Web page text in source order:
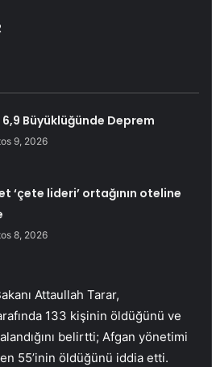
6,9 Büyüklüğünde Deprem
9, 2026
‘çete lideri’ ortağının oteline
8, 2026
Attaullah Tarar,
133 kişinin öldüğünü ve
belirtti; Afgan yönetimi
55’inin öldüğünü iddia etti.